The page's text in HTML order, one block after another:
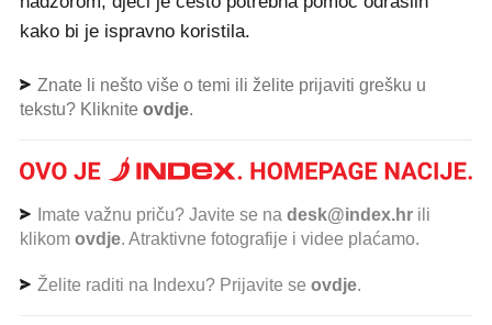
kako bi je ispravno koristila.
Znate li nešto više o temi ili želite prijaviti grešku u
tekstu? Kliknite ovdje.
Imate važnu priču? Javite se na desk@index.hr ili
klikom ovdje. Atraktivne fotografije i videe plaćamo.
Želite raditi na Indexu? Prijavite se ovdje.